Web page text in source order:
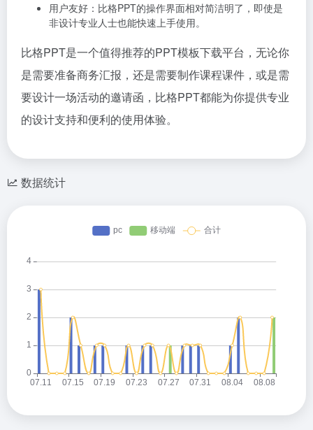
用户友好：比格PPT的操作界面相对简洁明了，即使是
非设计专业人士也能快速上手使用。
比格PPT是一个值得推荐的PPT模板下载平台，无论你
是需要准备商务汇报，还是需要制作课程课件，或是需
要设计一场活动的邀请函，比格PPT都能为你提供专业
的设计支持和便利的使用体验。
数据统计